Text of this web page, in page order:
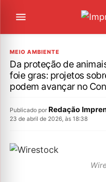
MEIO AMBIENTE
Da proteção de
foie gras: projetos
podem avançar no
Publicado por Redação
23 de abril de 2026, às 18:38